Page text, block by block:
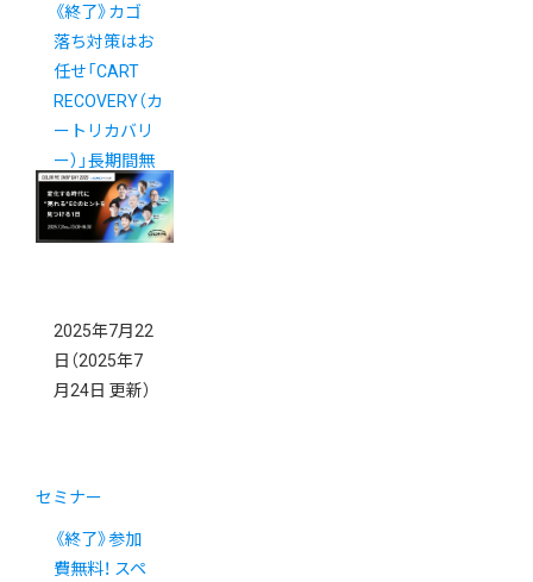
《終了》カゴ
落ち対策はお
任せ「CART
RECOVERY（カ
ートリカバリ
ー）」長期間無
料お試しキャ
ンペーン
2025年7月22
日 （2025年7
月24日 更新）
セミナー
《終了》参加
費無料！ スペ